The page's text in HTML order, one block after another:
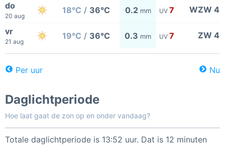
do
20 aug
18°C / 36°C 0.2 mm UV 7 WZW 4
vr
21 aug
19°C / 36°C 0.3 mm UV 7 ZW 4
Per uur Nu
Daglichtperiode
Hoe laat gaat de zon op en onder vandaag?
Totale daglichtperiode is 13:52 uur. Dat is 12 minuten